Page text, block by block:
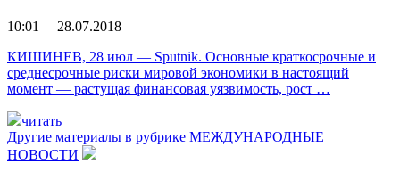
10:01 28.07.2018
КИШИНЕВ, 28 июл — Sputnik. Основные краткосрочные и
среднесрочные риски мировой экономики в настоящий
момент — растущая финансовая уязвимость, рост …
читать
Другие материалы в рубрике МЕЖДУНАРОДНЫЕ
НОВОСТИ